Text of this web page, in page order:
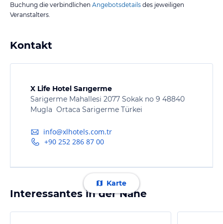
Buchung die verbindlichen Angebotsdetails des jeweiligen
Veranstalters.
Kontakt
X Life Hotel Sarıgerme
Sarigerme Mahallesi 2077 Sokak no 9 48840
Mugla Ortaca Sarigerme Türkei
info@xlhotels.com.tr
+90 252 286 87 00
Karte
Interessantes in der Nähe